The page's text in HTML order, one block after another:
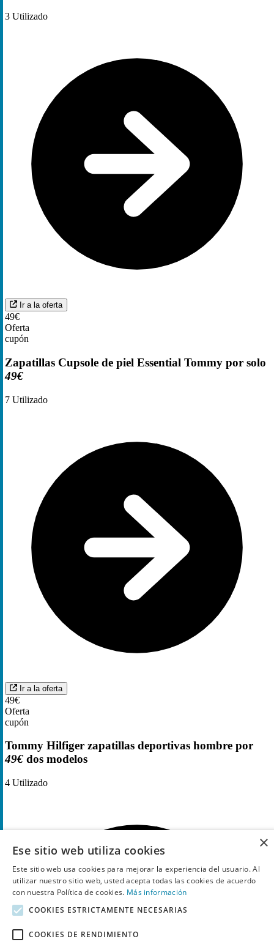
3 Utilizado
Ir a la oferta
49€
Oferta
cupón
Zapatillas Cupsole de piel Essential Tommy por solo
49€
7 Utilizado
Ir a la oferta
49€
Oferta
cupón
Tommy Hilfiger zapatillas deportivas hombre por
49€ dos modelos
4 Utilizado
×
Ese sitio web utiliza cookies
Este sitio web usa cookies para mejorar la experiencia del usuario. Al
utilizar nuestro sitio web, usted acepta todas las cookies de acuerdo
con nuestra Política de cookies. Más información
COOKIES ESTRICTAMENTE NECESARIAS
COOKIES DE RENDIMIENTO